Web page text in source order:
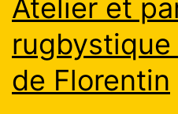
Atelier et
rugbystique
de Florentin